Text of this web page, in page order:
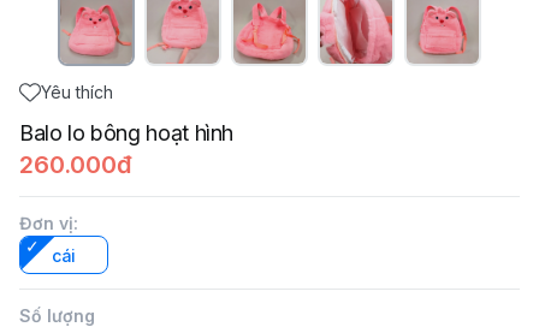
Yêu thích
Balo lo bông hoạt hình
260.000đ
Đơn vị:
cái
Số lượng